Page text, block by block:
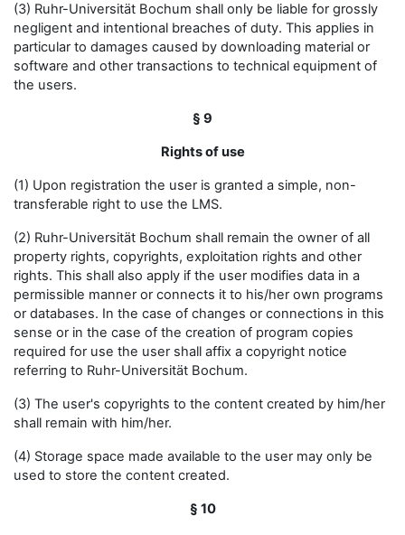
(3) Ruhr-Universität Bochum shall only be liable for grossly
negligent and intentional breaches of duty. This applies in
particular to damages caused by downloading material or
software and other transactions to technical equipment of
the users.
§ 9
Rights of use
(1) Upon registration the user is granted a simple, non-
transferable right to use the LMS.
(2) Ruhr-Universität Bochum shall remain the owner of all
property rights, copyrights, exploitation rights and other
rights. This shall also apply if the user modifies data in a
permissible manner or connects it to his/her own programs
or databases. In the case of changes or connections in this
sense or in the case of the creation of program copies
required for use the user shall affix a copyright notice
referring to Ruhr-Universität Bochum.
(3) The user's copyrights to the content created by him/her
shall remain with him/her.
(4) Storage space made available to the user may only be
used to store the content created.
§ 10